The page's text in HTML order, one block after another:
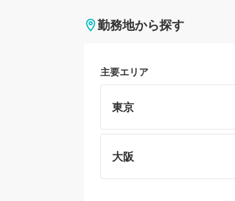
勤務地から探す
主要エリア
東京
大阪